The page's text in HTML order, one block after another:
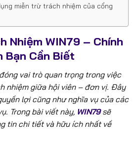
miễn trừ trách nhiệm của cổng
Nhiệm WIN79 – Chính
Bạn Cần Biết
vai trò quan trọng trong việc
nhiệm giữa hội viên – đơn vị. Đây
lợi cũng như nghĩa vụ của các
Trong bài viết này, WIN79sẽ
tin chi tiết và hữu ích nhất về